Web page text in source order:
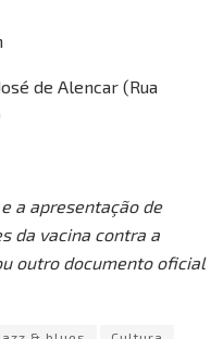
de Alencar (Rua
a apresentação de
da vacina contra a
outro documento oficial